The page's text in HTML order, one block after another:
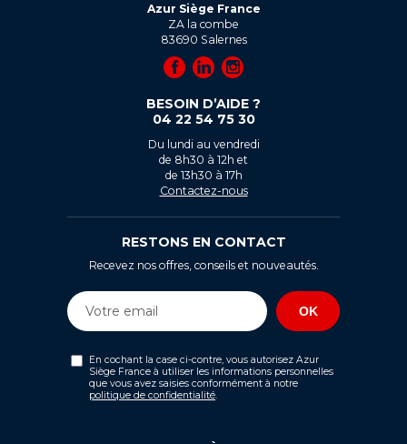
Azur Siège France
ZA la combe
83690 Salernes
BESOIN D’AIDE ?
04 22 54 75 30
Du lundi au vendredi
de 8h30 à 12h et
de 13h30 à 17h
Contactez-nous
RESTONS EN CONTACT
Recevez nos offres, conseils et nouveautés.
En cochant la case ci-contre, vous autorisez Azur
Siège France à utiliser les informations personnelles
que vous avez saisies conformément à notre
politique de confidentialité.